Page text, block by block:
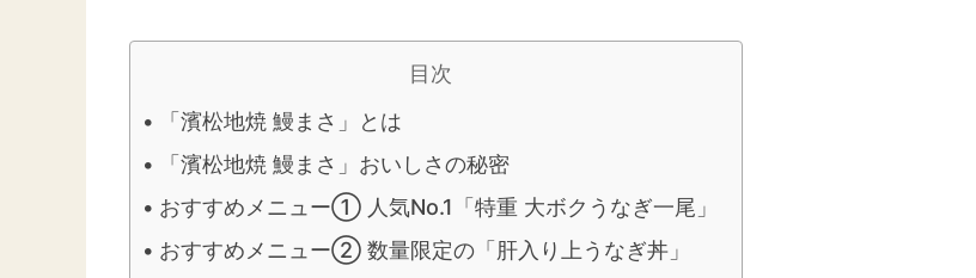
目次
「濱松地焼 鰻まさ」とは
「濱松地焼 鰻まさ」おいしさの秘密
おすすめメニュー① 人気No.1「特重 大ボクうなぎ一尾」
おすすめメニュー② 数量限定の「肝入り上うなぎ丼」